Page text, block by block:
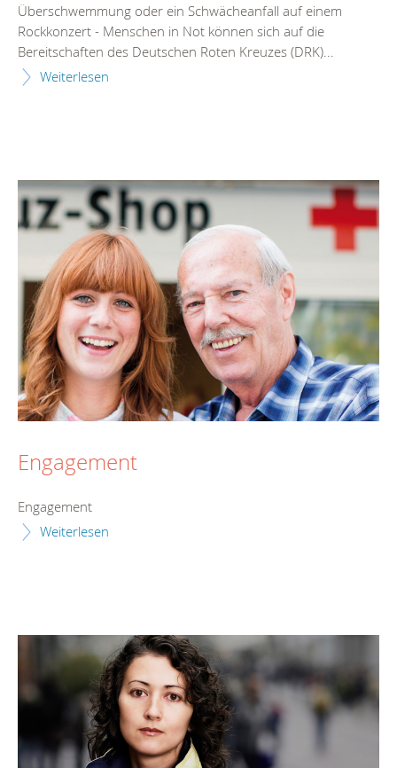
Überschwemmung oder ein Schwächeanfall auf einem
Rockkonzert - Menschen in Not können sich auf die
Bereitschaften des Deutschen Roten Kreuzes (DRK)...
Weiterlesen
Engagement
Engagement
Weiterlesen